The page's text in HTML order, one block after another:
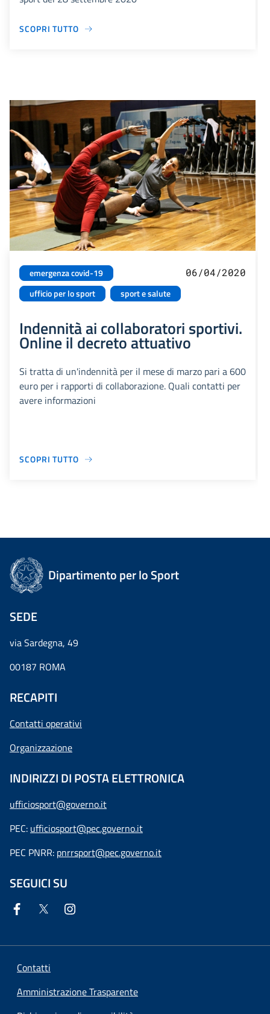
SCOPRI TUTTO
emergenza covid-19
ufficio per lo sport
sport e salute
06/04/2020
Indennità ai collaboratori sportivi.
Online il decreto attuativo
Si tratta di un'indennità per il mese di marzo pari a 600
euro per i rapporti di collaborazione. Quali contatti per
avere informazioni
SCOPRI TUTTO
Dipartimento per lo Sport
SEDE
via Sardegna, 49
00187 ROMA
RECAPITI
Contatti operativi
Organizzazione
INDIRIZZI DI POSTA ELETTRONICA
ufficiosport@governo.it
PEC: ufficiosport@pec.governo.it
PEC PNRR: pnrrsport@pec.governo.it
SEGUICI SU
Contatti
Amministrazione Trasparente